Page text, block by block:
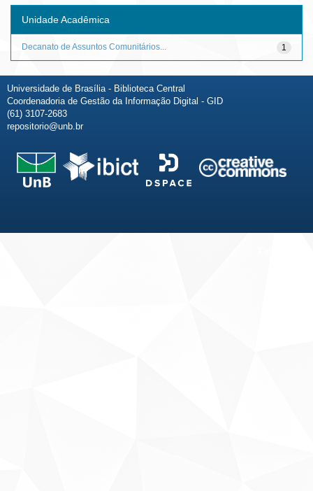
Unidade Acadêmica
1
Decanato de Assuntos Comunitários...
Universidade de Brasília - Biblioteca Central
Coordenadoria de Gestão da Informação Digital - GID
(61) 3107-2683
repositorio@unb.br